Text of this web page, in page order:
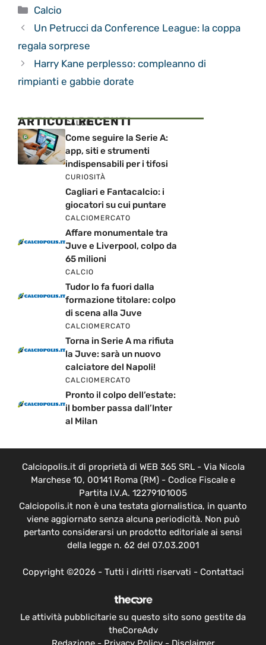
Categorie
Calcio
Un Petrucci da Conference League: la coppa
regala sorprese
Harry Kane perplesso: compleanno di
rimpianti e gabbie dorate
ARTICOLI RECENTI
CALCIO
Come seguire la Serie A:
app, siti e strumenti
indispensabili per i tifosi
CURIOSITÀ
Cagliari e Fantacalcio: i
giocatori su cui puntare
CALCIOMERCATO
Affare monumentale tra
Juve e Liverpool, colpo da
65 milioni
CALCIO
Tudor lo fa fuori dalla
formazione titolare: colpo
di scena alla Juve
CALCIOMERCATO
Torna in Serie A ma rifiuta
la Juve: sarà un nuovo
calciatore del Napoli!
CALCIOMERCATO
Pronto il colpo dell’estate:
il bomber passa dall’Inter
al Milan
Calciopolis.it di proprietà di WEB 365 SRL - Via Nicola
Marchese 10, 00141 Roma (RM) - Codice Fiscale e
Partita I.V.A. 12279101005
Calciopolis.it non è una testata giornalistica, in quanto
viene aggiornato senza alcuna periodicità. Non può
pertanto considerarsi un prodotto editoriale ai sensi
della legge n. 62 del 07.03.2001
Copyright ©2026 - Tutti i diritti riservati - Contattaci
Le attività pubblicitarie su questo sito sono gestite da
theCoreAdv